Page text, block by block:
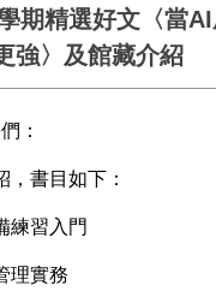
期精選好文〈當AI
強〉及館藏介紹
：
，書目如下：
練習入門
理實務